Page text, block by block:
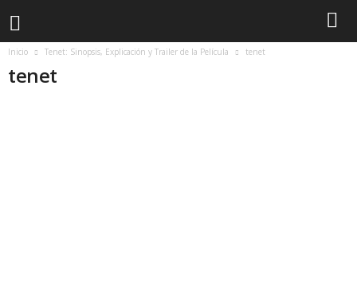
Inicio Tenet: Sinopsis, Explicación y Trailer de la Película tenet
tenet